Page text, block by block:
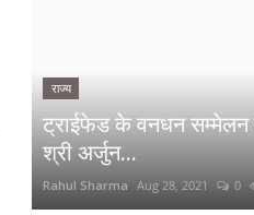
राज्य
ट्राईफेड के वनधन सम्मेलन
श्री अर्जुन...
Rahul Sharma Aug 28, 2021 0